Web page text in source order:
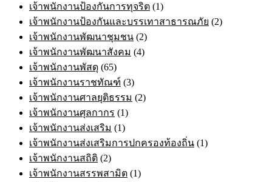
เจ้าพนักงานป้องกันการทุจริต (1)
เจ้าพนักงานป้องกันและบรรเทาสาธารณภัย (2)
เจ้าพนักงานพัฒนาชุมชน (2)
เจ้าพนักงานพัฒนาสังคม (4)
เจ้าพนักงานพัสดุ (65)
เจ้าพนักงานราชทัณฑ์ (3)
เจ้าพนักงานศาลยุติธรรม (2)
เจ้าพนักงานศุลกากร (1)
เจ้าพนักงานส่งเสริม (1)
เจ้าพนักงานส่งเสริมการปกครองท้องถิ่น (1)
เจ้าพนักงานสถิติ (2)
เจ้าพนักงานสรรพสามิต (1)